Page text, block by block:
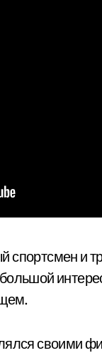
спортсмен и
своими